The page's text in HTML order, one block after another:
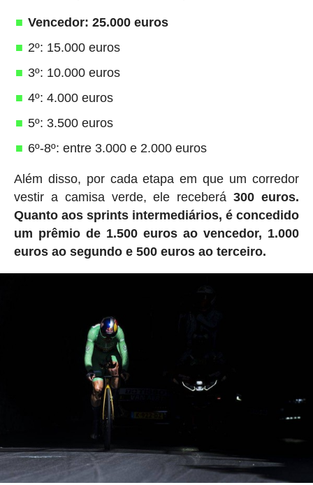
Vencedor: 25.000 euros
2º: 15.000 euros
3º: 10.000 euros
4º: 4.000 euros
5º: 3.500 euros
6º-8º: entre 3.000 e 2.000 euros
Além disso, por cada etapa em que um corredor
vestir a camisa verde, ele receberá300 euros.
Quanto aos sprints intermediários, é concedido
um prêmio de 1.500 euros ao vencedor, 1.000
euros ao segundo e 500 euros ao terceiro.